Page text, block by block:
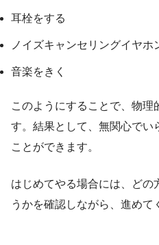
耳栓をする
ノイズキャンセリングイヤホ
音楽をきく
このようにすることで、物理
す。結果として、無関心でい
ことができます。
はじめてやる場合には、ど
うかを確認しながら、進めて